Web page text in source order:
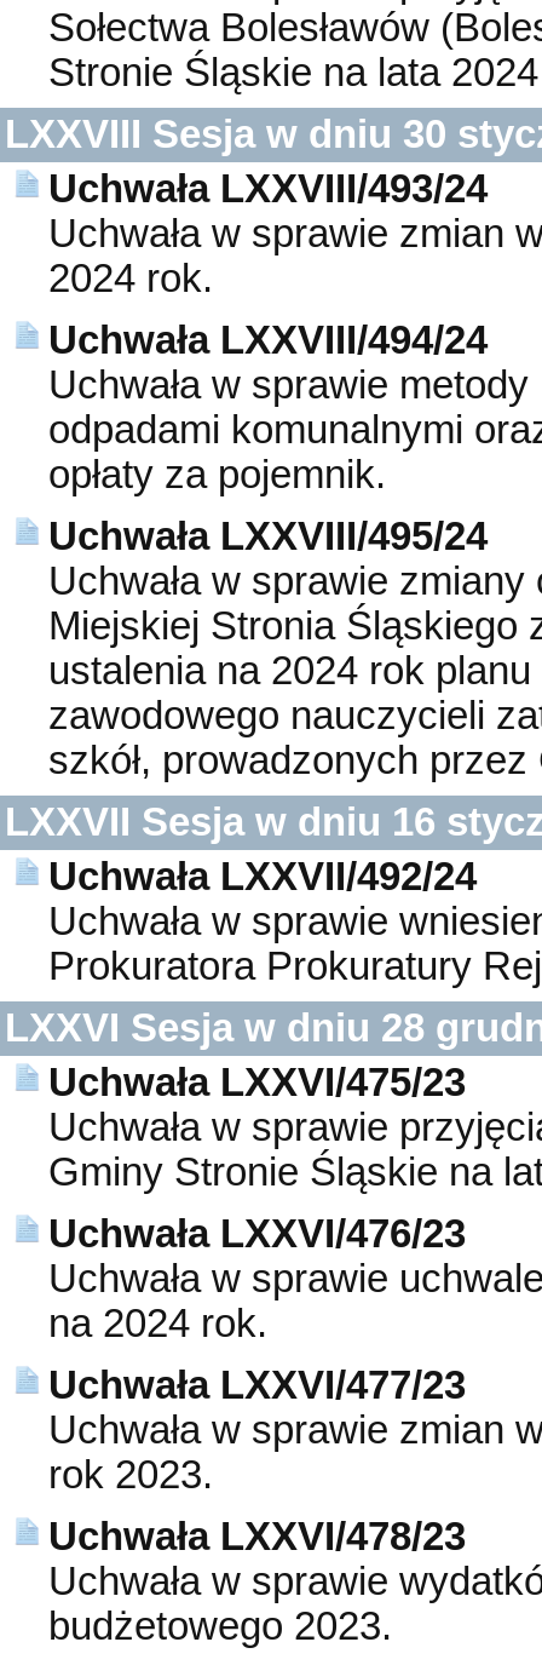
Sołectwa Bolesławów
Stronie Śląskie na lata
LXXVIII Sesja w dniu 30
Uchwała LXXVIII/493/24
Uchwała w sprawie zmian
2024 rok.
Uchwała LXXVIII/494/24
Uchwała w sprawie
odpadami komunalnymi
opłaty za pojemnik.
Uchwała LXXVIII/495/24
Uchwała w sprawie
Miejskiej Stronia Śląskiego
ustalenia na 2024 rok
zawodowego nauczycieli
szkół, prowadzonych
LXXVII Sesja w dniu 16
Uchwała LXXVII/492/24
Uchwała w sprawie
Prokuratora Prokuratury
LXXVI Sesja w dniu 28
Uchwała LXXVI/475/23
Uchwała w sprawie
Gminy Stronie Śląskie na
Uchwała LXXVI/476/23
Uchwała w sprawie
na 2024 rok.
Uchwała LXXVI/477/23
Uchwała w sprawie zmian
rok 2023.
Uchwała LXXVI/478/23
Uchwała w sprawie
budżetowego 2023.